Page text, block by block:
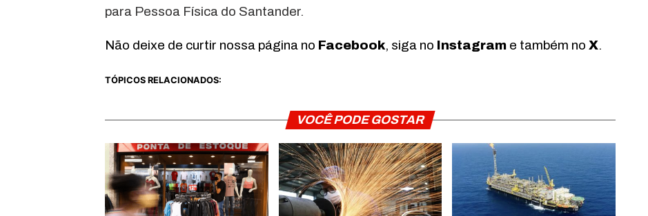
para Pessoa Física do Santander.
Não deixe de curtir nossa página no Facebook, siga no Instagram e também no X.
TÓPICOS RELACIONADOS:
VOCÊ PODE GOSTAR